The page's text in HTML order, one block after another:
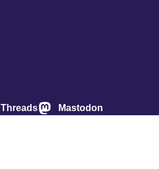
Threads Mastodon